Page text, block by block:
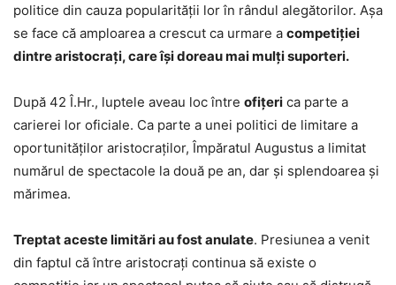
politice din cauza popularității lor în rândul alegătorilor. Așa
se face că amploarea a crescut ca urmare a competiției
dintre aristocrați, care își doreau mai mulți suporteri.
După 42 Î.Hr., luptele aveau loc între ofițeri ca parte a
carierei lor oficiale. Ca parte a unei politici de limitare a
oportunităților aristocraților, Împăratul Augustus a limitat
numărul de spectacole la două pe an, dar și splendoarea și
mărimea.
Treptat aceste limitări au fost anulate. Presiunea a venit
din faptul că între aristocrați continua să existe o